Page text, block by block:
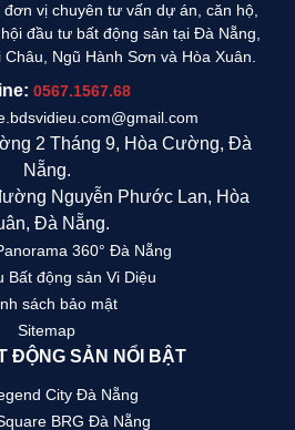
đơn vị chuyên tư vấn dự án, căn hộ,
đầu tư bất động sản tại Đà Nẵng,
Ngũ Hành Sơn và Hòa Xuân.
0567.1567.68
2 Tháng 9, Hòa Cường, Đà
Nẵng.
Nguyễn Phước Lan, Hòa
Đà Nẵng.
360° Đà Nẵng
Bất động sản Vi Diệu
sách bảo mật
Sitemap
ĐỘNG SẢN NỔI BẬT
City Đà Nẵng
BRG Đà Nẵng